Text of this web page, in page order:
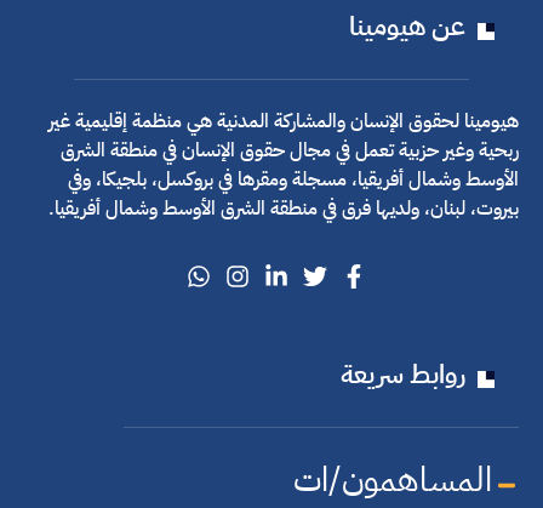
عن هيومينا
هيومينا لحقوق الإنسان والمشاركة المدنية هي منظمة إقليمية غير
ربحية وغير حزبية تعمل في مجال حقوق الإنسان في منطقة الشرق
الأوسط وشمال أفريقيا، مسجلة ومقرها في بروكسل، بلجيكا، وفي
بيروت، لبنان، ولديها فرق في منطقة الشرق الأوسط وشمال أفريقيا.
روابط سريعة
المساهمون/ات